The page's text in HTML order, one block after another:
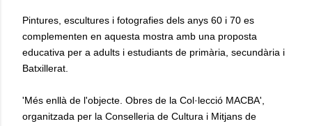
Pintures, escultures i fotografies dels anys 60 i 70 es
complementen en aquesta mostra amb una proposta
educativa per a adults i estudiants de primària, secundària i
Batxillerat.
'Més enllà de l'objecte. Obres de la Col·lecció MACBA',
organitzada per la Conselleria de Cultura i Mitjans de